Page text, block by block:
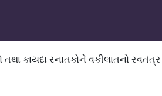
તથા કાયદા સ્નાતકોને વકીલાતનો